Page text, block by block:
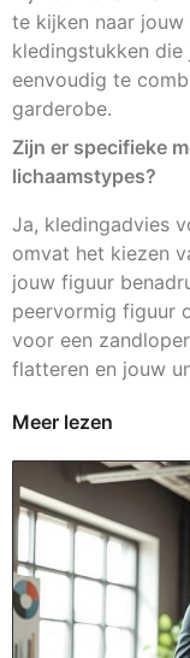
te kijken naar
kledingstukken
eenvoudig te
garderobe.
Zijn er specifieke
lichaamstypes?
Ja, kledingadvies
omvat het kiezen
jouw figuur
peervormig figuur
voor een
flatteren en jouw
Meer lezen